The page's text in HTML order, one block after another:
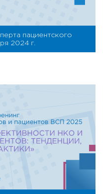
пациентского
2024 г.